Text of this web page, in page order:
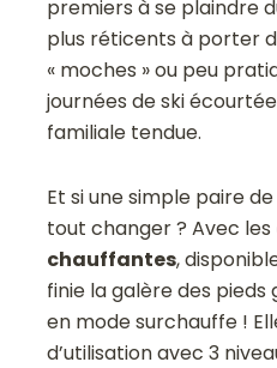
premiers à se plaindre
plus réticents à porter
« moches » ou peu
journées de ski
familiale tendue.
Et si une simple paire
tout changer ? Avec les
chauffantes,
finie la galère des pieds
en mode surchauffe !
d’utilisation avec 3